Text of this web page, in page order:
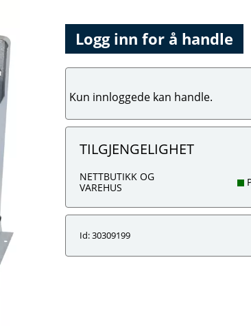
Logg inn for å handle
Kun innloggede kan handle.
TILGJENGELIGHET
NETTBUTIKK OG
VAREHUS
Id: 30309199